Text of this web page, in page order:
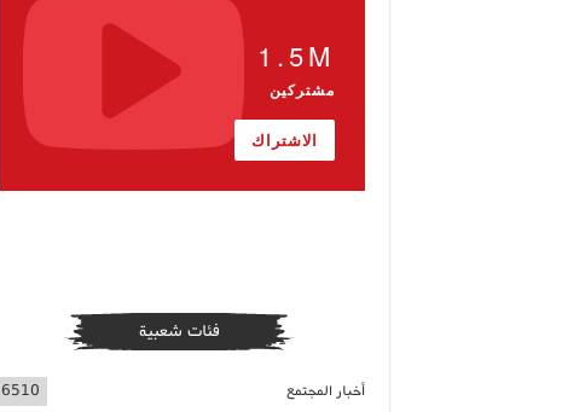
1.5M
مشتركين
الاشتراك
فئات شعبية
أخبار المجتمع 6510